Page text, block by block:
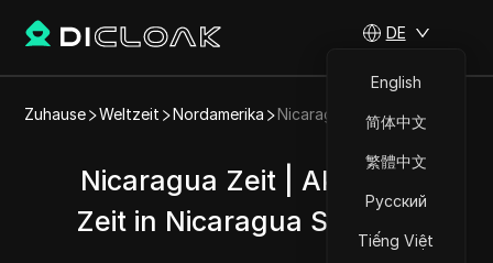
DE
English
简体中文
繁體中文
Русский
Tiếng Việt
Zuhause Weltzeit Nordamerika Nicaragua
Nicaragua Zeit | Aktuelle
Zeit in Nicaragua Städten